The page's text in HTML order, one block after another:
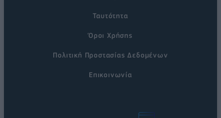
Ταυτότητα
Όροι Χρήσης
Πολιτική Προστασίας Δεδομένων
Επικοινωνία